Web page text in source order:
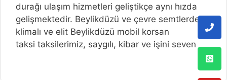
durağı ulaşım hizmetleri geliştikçe aynı hızda
gelişmektedir. Beylikdüzü ve çevre semtlerde,
klimalı ve elit Beylikdüzü mobil korsan
taksi taksilerimiz, saygılı, kibar ve işini seven